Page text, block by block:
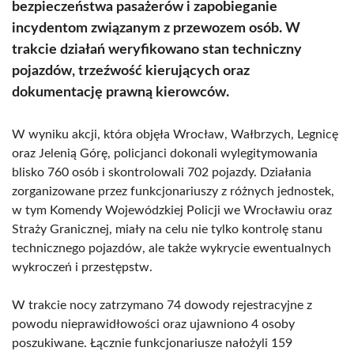
bezpieczeństwa pasażerów i zapobieganie
incydentom związanym z przewozem osób. W
trakcie działań weryfikowano stan techniczny
pojazdów, trzeźwość kierujących oraz
dokumentację prawną kierowców.
W wyniku akcji, która objęła Wrocław, Wałbrzych, Legnicę
oraz Jelenią Górę, policjanci dokonali wylegitymowania
blisko 760 osób i skontrolowali 702 pojazdy. Działania
zorganizowane przez funkcjonariuszy z różnych jednostek,
w tym Komendy Wojewódzkiej Policji we Wrocławiu oraz
Straży Granicznej, miały na celu nie tylko kontrolę stanu
technicznego pojazdów, ale także wykrycie ewentualnych
wykroczeń i przestępstw.
W trakcie nocy zatrzymano 74 dowody rejestracyjne z
powodu nieprawidłowości oraz ujawniono 4 osoby
poszukiwane. Łącznie funkcjonariusze nałożyli 159